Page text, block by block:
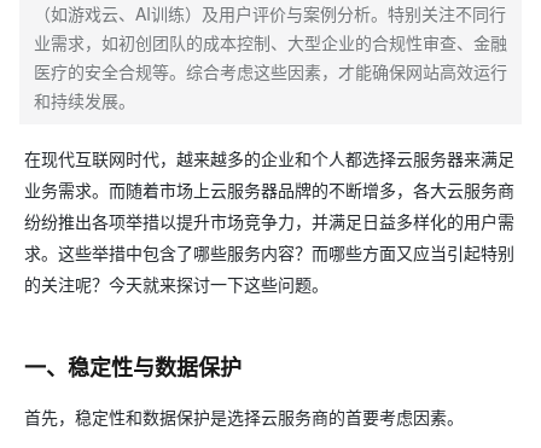
（如游戏云、AI训练）及用户评价与案例分析。特别关注不同行
业需求，如初创团队的成本控制、大型企业的合规性审查、金融
医疗的安全合规等。综合考虑这些因素，才能确保网站高效运行
和持续发展。
在现代互联网时代，越来越多的企业和个人都选择云服务器来满足
业务需求。而随着市场上云服务器品牌的不断增多，各大云服务商
纷纷推出各项举措以提升市场竞争力，并满足日益多样化的用户需
求。这些举措中包含了哪些服务内容？而哪些方面又应当引起特别
的关注呢？今天就来探讨一下这些问题。
一、稳定性与数据保护
首先，稳定性和数据保护是选择云服务商的首要考虑因素。